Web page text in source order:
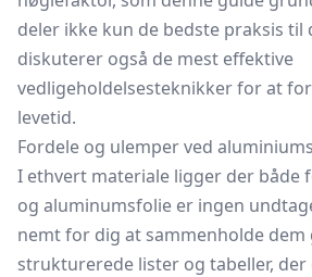
deler ikke kun de bedste praksis til
diskuterer også de mest effektive
vedligeholdelsesteknikker for at
levetid.
Fordele og ulemper ved
I ethvert materiale ligger der både
og aluminumsfolie er ingen
nemt for dig at sammenholde dem
strukturerede lister og tabeller,